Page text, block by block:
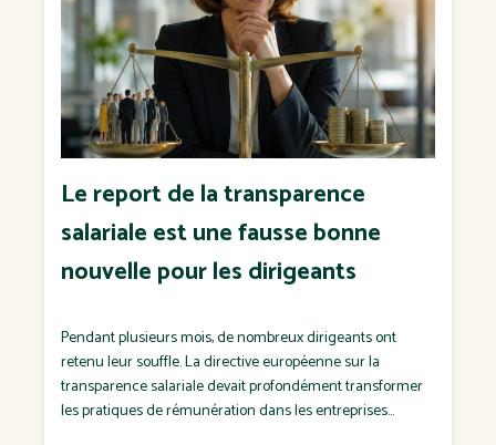
Le report de la transparence
salariale est une fausse bonne
nouvelle pour les dirigeants
Pendant plusieurs mois, de nombreux dirigeants ont
retenu leur souffle. La directive européenne sur la
transparence salariale devait profondément transformer
les pratiques de rémunération dans les entreprises